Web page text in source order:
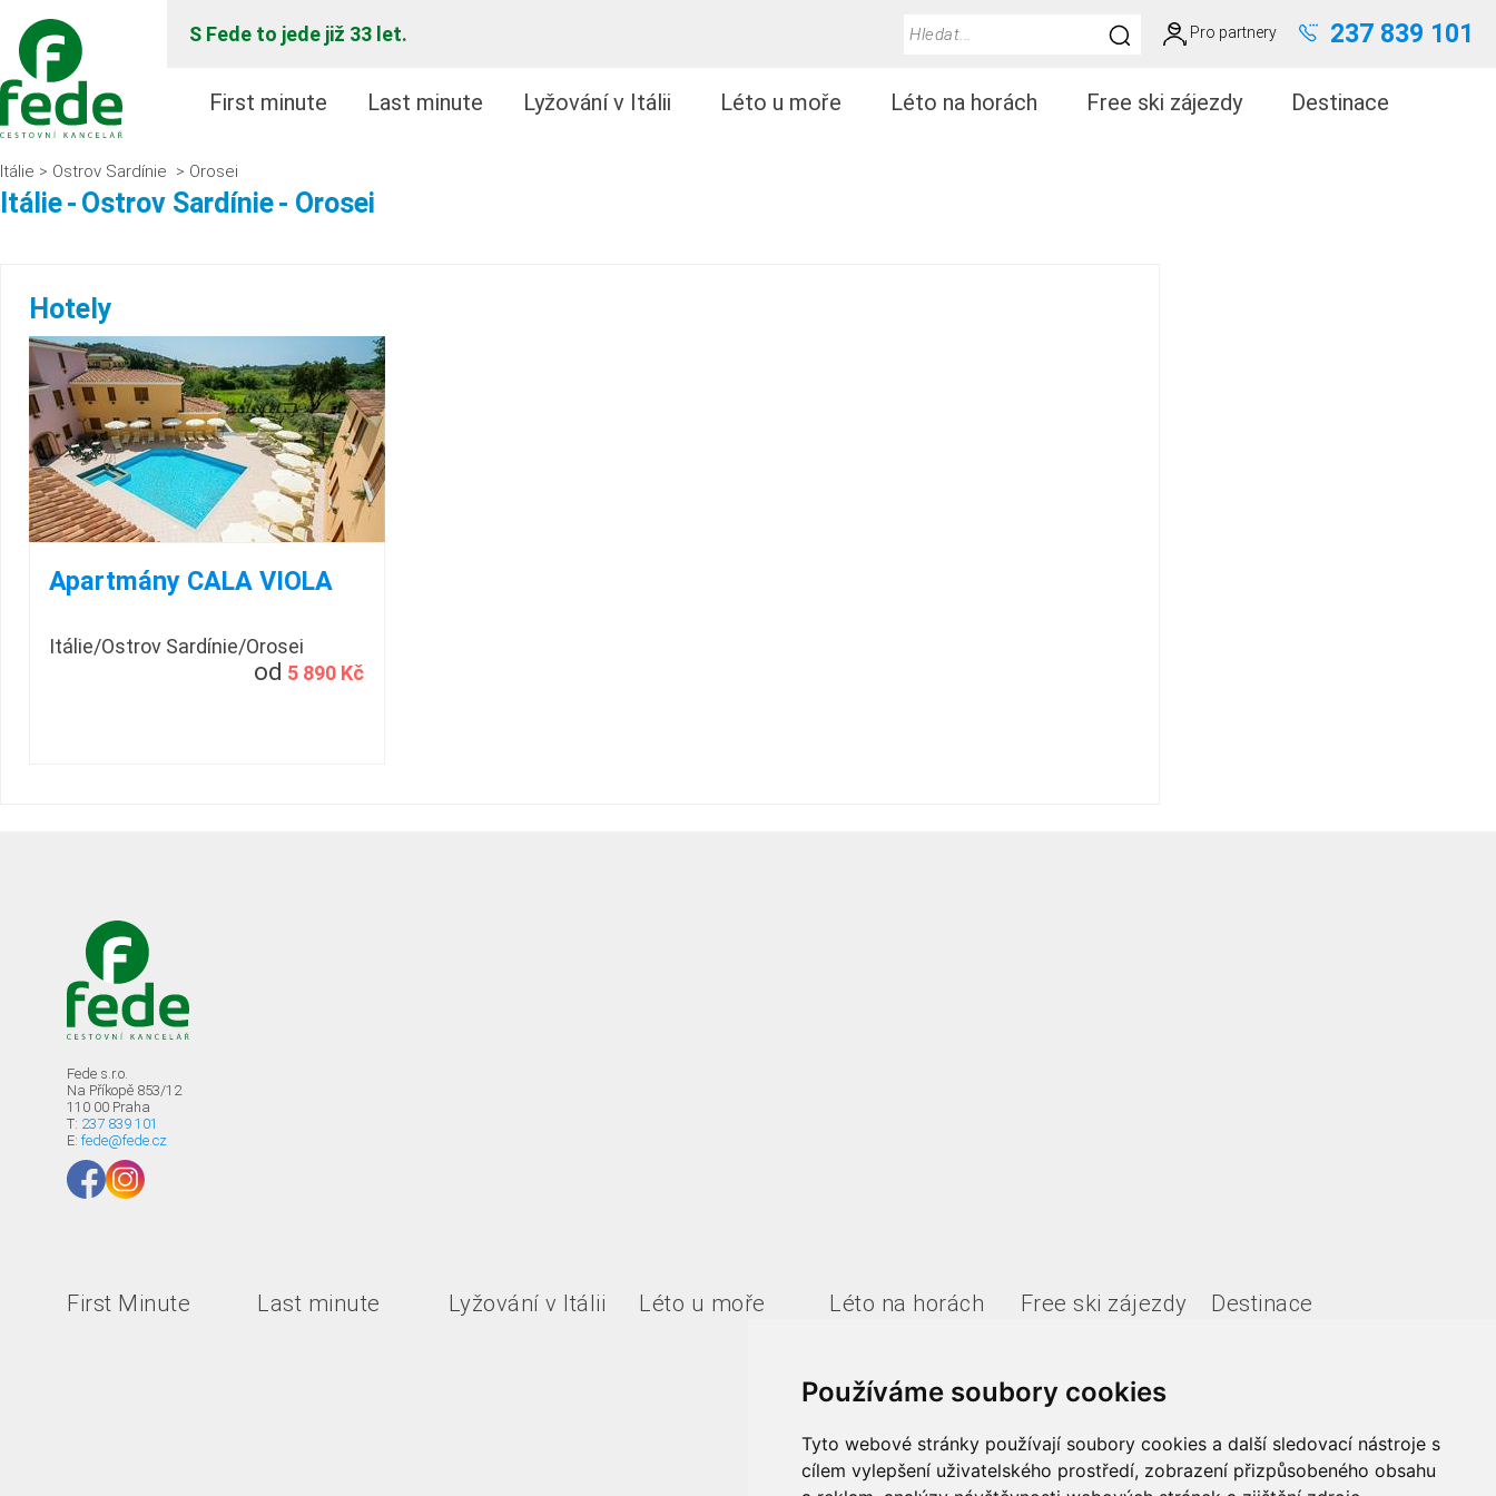
Používáme soubory cookies
Tyto webové stránky používají soubory cookies a další sledovací nástroje s
cílem vylepšení uživatelského prostředí, zobrazení přizpůsobeného obsahu
S Fede to jede již 33 let. Pro partnery 237 839 101
First minute Last minute Lyžování v Itálii Léto u moře Léto na horách Free ski zájezdy Destinace
Itálie > Ostrov Sardínie > Orosei
Itálie- Ostrov Sardínie- Orosei
Hotely
Apartmány CALA VIOLA
Itálie/Ostrov Sardínie/Orosei
od 5 890 Kč
Fede s.r.o.
Na Příkopě 853/12
110 00 Praha
T: 237 839 101
E: fede@fede.cz
First Minute Last minute Lyžování v Itálii Léto u moře Léto na horách Free ski zájezdy Destinace